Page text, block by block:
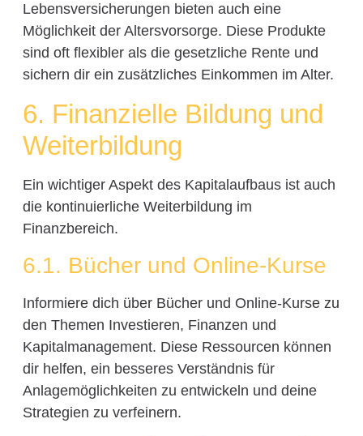
Lebensversicherungen bieten auch eine
Möglichkeit der Altersvorsorge. Diese Produkte
sind oft flexibler als die gesetzliche Rente und
sichern dir ein zusätzliches Einkommen im Alter.
6. Finanzielle Bildung und
Weiterbildung
Ein wichtiger Aspekt des Kapitalaufbaus ist auch
die kontinuierliche Weiterbildung im
Finanzbereich.
6.1. Bücher und Online-Kurse
Informiere dich über Bücher und Online-Kurse zu
den Themen Investieren, Finanzen und
Kapitalmanagement. Diese Ressourcen können
dir helfen, ein besseres Verständnis für
Anlagemöglichkeiten zu entwickeln und deine
Strategien zu verfeinern.